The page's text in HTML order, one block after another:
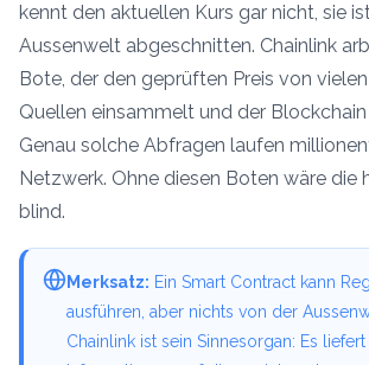
kennt den aktuellen Kurs gar nicht, sie
Aussenwelt abgeschnitten. Chainlink
Bote, der den geprüften Preis von
Quellen einsammelt und der
Genau solche Abfragen laufen
Netzwerk. Ohne diesen Boten wäre die
blind.
Merksatz: Ein Smart Contract kann
ausführen, aber nichts von der
Chainlink ist sein Sinnesorgan: Es